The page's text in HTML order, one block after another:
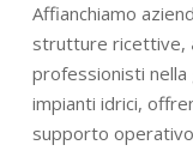
Affianchiamo
strutture ricettive,
professionisti
impianti idrici,
supporto